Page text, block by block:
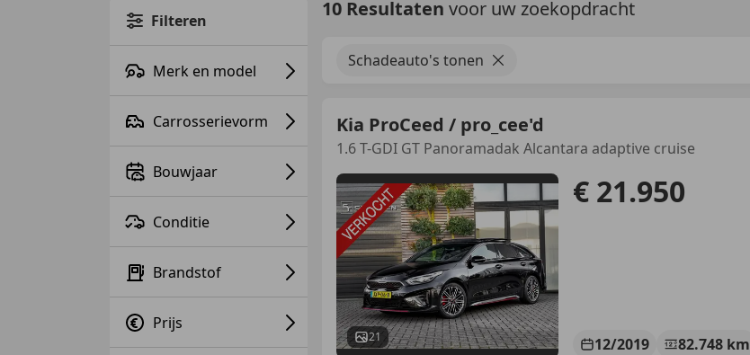
Filteren
Merk en model
Carrosserievorm
Bouwjaar
Conditie
Brandstof
Prijs
10 Resultaten voor uw zoekopdracht
Schadeauto's tonen
Kia ProCeed / pro_cee'd
1.6 T-GDI GT Panoramadak Alcantara adaptive cruise
21
€ 21.950
12/2019 82.748 km